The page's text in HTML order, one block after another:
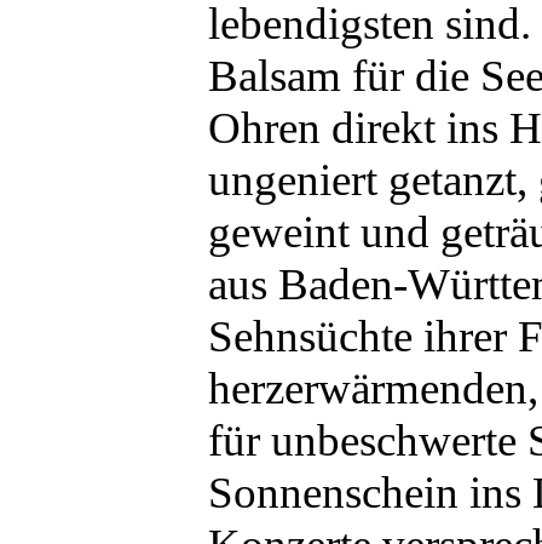
lebendigsten
Balsam für die
Ohren direkt ins
ungeniert
geweint und
aus Baden-
Sehnsüchte ihrer
für unbeschwerte
Sonnenschein